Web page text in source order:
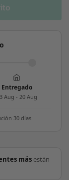
Entregado
Aug - 20 Aug
30 días
más están